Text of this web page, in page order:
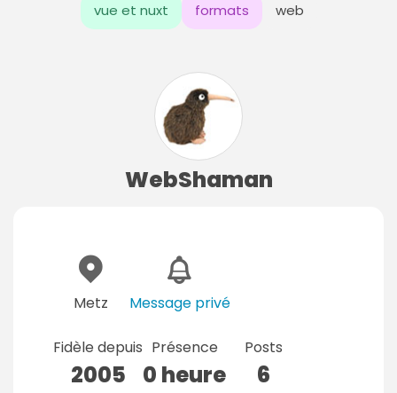
vue et nuxt formats web
WebShaman
Metz Message privé
Fidèle depuis
2005
Présence
0 heure
Posts
6